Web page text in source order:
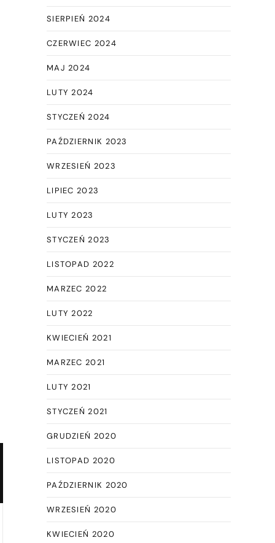
SIERPIEŃ 2024
CZERWIEC 2024
MAJ 2024
LUTY 2024
STYCZEŃ 2024
PAŹDZIERNIK 2023
WRZESIEŃ 2023
LIPIEC 2023
LUTY 2023
STYCZEŃ 2023
LISTOPAD 2022
MARZEC 2022
LUTY 2022
KWIECIEŃ 2021
MARZEC 2021
LUTY 2021
STYCZEŃ 2021
GRUDZIEŃ 2020
LISTOPAD 2020
PAŹDZIERNIK 2020
WRZESIEŃ 2020
KWIECIEŃ 2020